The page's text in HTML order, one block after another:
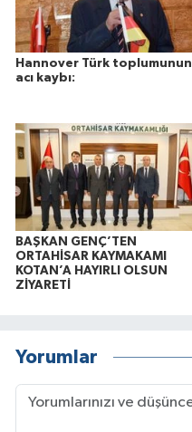
Hannover Türk toplumunun
acı kaybı:
BAŞKAN GENÇ’TEN
ORTAHİSAR KAYMAKAMI
KOTAN’A HAYIRLI OLSUN
ZİYARETİ
Yorumlar